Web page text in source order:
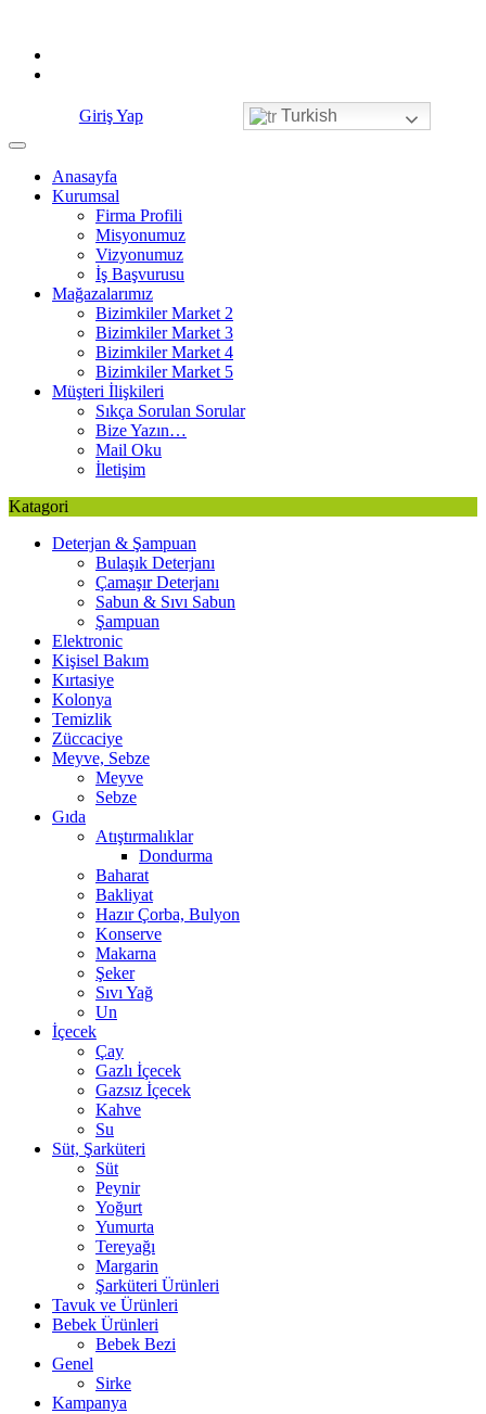
content
Giriş Yap Turkish
Anasayfa
Kurumsal
Firma Profili
Misyonumuz
Vizyonumuz
İş Başvurusu
Mağazalarımız
Bizimkiler Market 2
Bizimkiler Market 3
Bizimkiler Market 4
Bizimkiler Market 5
Müşteri İlişkileri
Sıkça Sorulan Sorular
Bize Yazın…
Mail Oku
İletişim
Katagori
Deterjan & Şampuan
Bulaşık Deterjanı
Çamaşır Deterjanı
Sabun & Sıvı Sabun
Şampuan
Elektronic
Kişisel Bakım
Kırtasiye
Kolonya
Temizlik
Züccaciye
Meyve, Sebze
Meyve
Sebze
Gıda
Atıştırmalıklar
Dondurma
Baharat
Bakliyat
Hazır Çorba, Bulyon
Konserve
Makarna
Şeker
Sıvı Yağ
Un
İçecek
Çay
Gazlı İçecek
Gazsız İçecek
Kahve
Su
Süt, Şarküteri
Süt
Peynir
Yoğurt
Yumurta
Tereyağı
Margarin
Şarküteri Ürünleri
Tavuk ve Ürünleri
Bebek Ürünleri
Bebek Bezi
Genel
Sirke
Kampanya